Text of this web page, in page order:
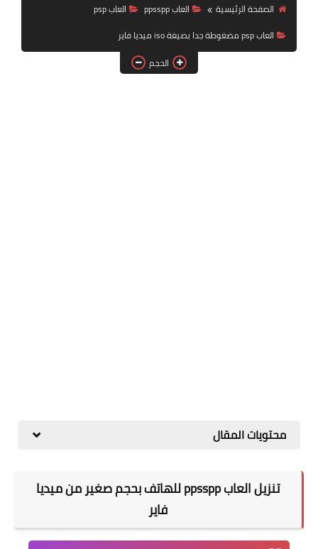
بلايستيشن PS2
الصفحة الرئيسية
العاب ppsspp
العاب psp
العاب psp مضغوطة جدا بصيغة iso ميديا فاير
الحجم
محتويات المقال
تنزيل العاب ppsspp للهاتف بحجم صغير من ميديا
فاير